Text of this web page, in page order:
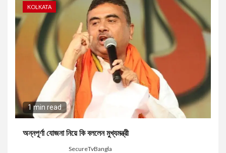
KOLKATA
1 min read
অন্নপূর্ণা যোজনা নিয়ে কি বললেন মুখ্যমন্ত্রী
SecureTvBangla